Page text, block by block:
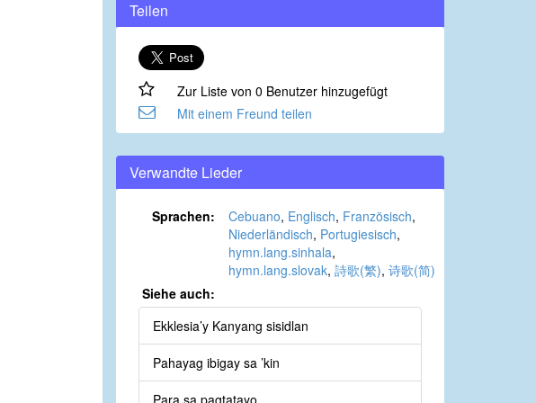
Teilen
Zur Liste von 0 Benutzer hinzugefügt
Mit einem Freund teilen
Verwandte Lieder
Sprachen: Cebuano, Englisch, Französisch,
Niederländisch, Portugiesisch,
hymn.lang.sinhala,
hymn.lang.slovak, 詩歌(繁), 诗歌(简)
Siehe auch:
Ekklesia’y Kanyang sisidlan
Pahayag ibigay sa ’kin